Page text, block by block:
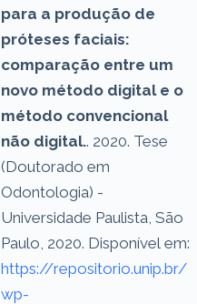
para a produção de
próteses faciais:
comparação entre um
novo método digital e o
método convencional
não digital.. 2020. Tese
(Doutorado em
Odontologia) -
Universidade Paulista, São
Paulo, 2020. Disponível em:
https://repositorio.unip.br/
wp-